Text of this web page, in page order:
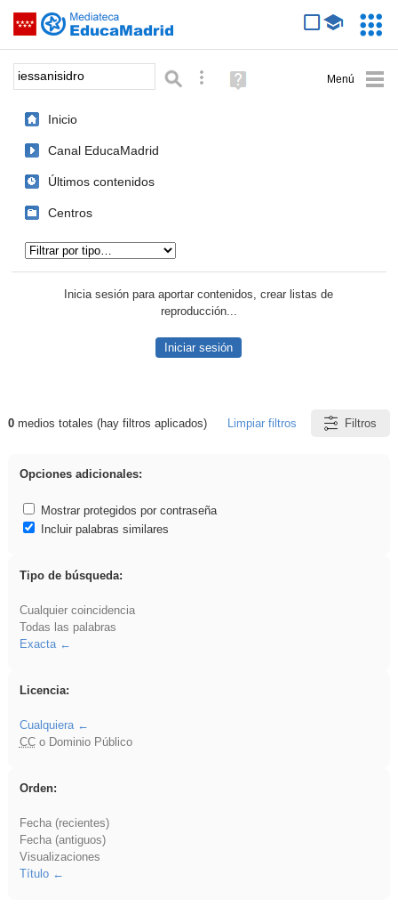
Saltar navegación
Palabra o frase: Búsqueda avanzada
Ayuda
(en
Inicio
Canal EducaMadrid
Últimos contenidos
Centros
Inicia sesión para aportar contenidos, crear listas de
reproducción...
Iniciar sesión
Resultados de: iessanisidro
0medios totales (hay filtros aplicados) Limpiar filtros Filtros
Opciones adicionales:
Mostrar protegidos por contraseña
Incluir palabras similares
Tipo de búsqueda:
Cualquier coincidencia
Todas las palabras
Exacta
Licencia:
Cualquiera
CCo Dominio Público
Orden:
Fecha (recientes)
Fecha (antiguos)
Visualizaciones
Título